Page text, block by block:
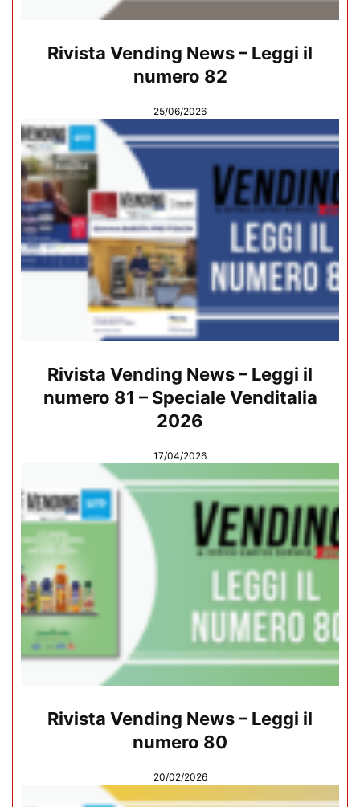
Rivista Vending News – Leggi il
numero 82
25/06/2026
Rivista Vending News – Leggi il
numero 81 – Speciale Venditalia
2026
17/04/2026
Rivista Vending News – Leggi il
numero 80
20/02/2026